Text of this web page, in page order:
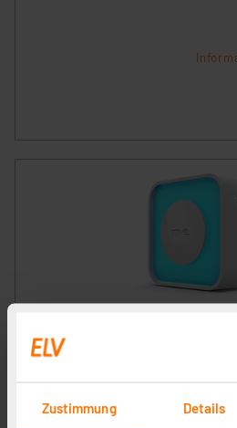
Zustimmung Details
Netzbetrieb, bis 500m Reichweite
2 3